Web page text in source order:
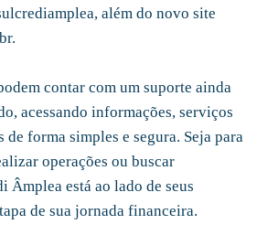
além do novo site
contar com um suporte ainda
acessando informações, serviços
forma simples e segura. Seja para
operações ou buscar
Âmplea está ao lado de seus
de sua jornada financeira.